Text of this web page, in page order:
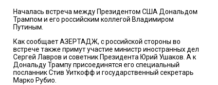
Началась встреча между Президентом США Дональдом
Трампом и его российским коллегой Владимиром
Путиным.
Как сообщает AЗЕРТАДЖ, с российской стороны во
встрече также примут участие министр иностранных дел
Сергей Лавров и советник Президента Юрий Ушаков. А к
Дональду Трампу присоединятся его специальный
посланник Стив Уиткофф и государственный секретарь
Марко Рубио.